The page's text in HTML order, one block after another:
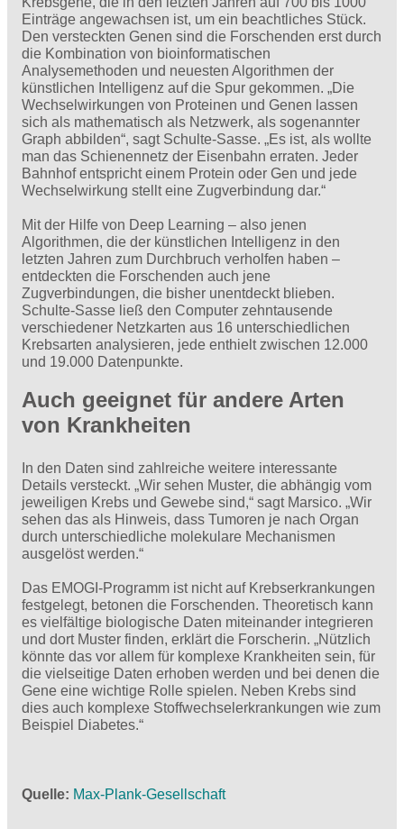
Einträge angewachsen ist, um ein beachtliches Stück.
Den versteckten Genen sind die Forschenden erst durch
die Kombination von bioinformatischen
Analysemethoden und neuesten Algorithmen der
künstlichen Intelligenz auf die Spur gekommen. „Die
Wechselwirkungen von Proteinen und Genen lassen
sich als mathematisch als Netzwerk, als sogenannter
Graph abbilden“, sagt Schulte-Sasse. „Es ist, als wollte
man das Schienennetz der Eisenbahn erraten. Jeder
Bahnhof entspricht einem Protein oder Gen und jede
Wechselwirkung stellt eine Zugverbindung dar.“
Mit der Hilfe von Deep Learning – also jenen
Algorithmen, die der künstlichen Intelligenz in den
letzten Jahren zum Durchbruch verholfen haben –
entdeckten die Forschenden auch jene
Zugverbindungen, die bisher unentdeckt blieben.
Schulte-Sasse ließ den Computer zehntausende
verschiedener Netzkarten aus 16 unterschiedlichen
Krebsarten analysieren, jede enthielt zwischen 12.000
und 19.000 Datenpunkte.
Auch geeignet für andere Arten
von Krankheiten
In den Daten sind zahlreiche weitere interessante
Details versteckt. „Wir sehen Muster, die abhängig vom
jeweiligen Krebs und Gewebe sind,“ sagt Marsico. „Wir
sehen das als Hinweis, dass Tumoren je nach Organ
durch unterschiedliche molekulare Mechanismen
ausgelöst werden.“
Das EMOGI-Programm ist nicht auf Krebserkrankungen
festgelegt, betonen die Forschenden. Theoretisch kann
es vielfältige biologische Daten miteinander integrieren
und dort Muster finden, erklärt die Forscherin. „Nützlich
könnte das vor allem für komplexe Krankheiten sein, für
die vielseitige Daten erhoben werden und bei denen die
Gene eine wichtige Rolle spielen. Neben Krebs sind
dies auch komplexe Stoffwechselerkrankungen wie zum
Beispiel Diabetes.“
Quelle Max-Plank-Gesellschaft